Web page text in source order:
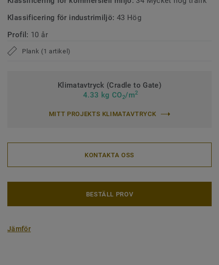
Klassificering för industrimiljö: 43 Hög
Profil: 10 år
Plank (1 artikel)
Klimatavtryck (Cradle to Gate)
4.33 kg CO2/m2
MITT PROJEKTS KLIMATAVTRYCK
KONTAKTA OSS
BESTÄLL PROV
Jämför